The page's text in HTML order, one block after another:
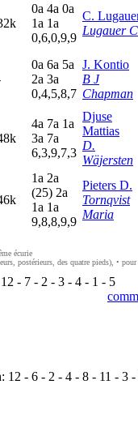
0a 4a 0a
1a 1a
0,6,0,9,9
C.
Lugauer
0a 6a 5a
2a 3a
0,4,5,8,7
J. Kontio
B J
Chapman
4a 7a 1a
3a 7a
6,3,9,7,3
Djuse
Mattias
D.
Wäjersten
1a 2a
(25) 2a
1a 1a
9,8,8,9,9
Pieters D.
Tornqvist
Maria
écurie
postérieurs, des quatre pieds), • pour
12 - 7 - 2 - 3 - 4 - 1 - 5
12 - 6 - 2 - 4 - 8 - 11 - 3 -